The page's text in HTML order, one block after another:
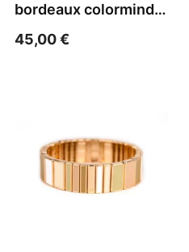
bordeaux colormind
balade acier jaune
45,00€